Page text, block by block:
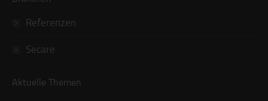
Referenzen
Secare
Aktuelle Themen